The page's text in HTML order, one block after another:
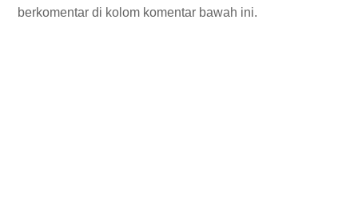
berkomentar di kolom komentar bawah ini.